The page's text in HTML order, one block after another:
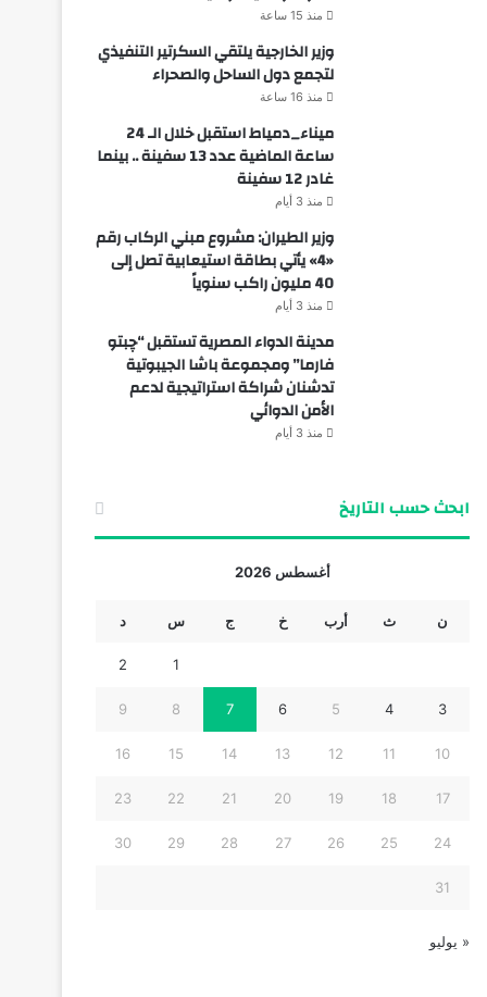
منذ 15 ساعة
وزير الخارجية يلتقي السكرتير التنفيذي
لتجمع دول الساحل والصحراء
منذ 16 ساعة
ميناء_دمياط استقبل خلال الـ 24
ساعة الماضية عدد 13 سفينة .. بينما
غادر 12 سفينة
منذ 3 أيام
وزير الطيران: مشروع مبني الركاب رقم
«4» يأتي بطاقة استيعابية تصل إلى
40 مليون راكب سنوياً
منذ 3 أيام
مدينة الدواء المصرية تستقبل “چبتو
فارما” ومجموعة باشا الجيبوتية
تدشنان شراكة استراتيجية لدعم
الأمن الدوائي
منذ 3 أيام
ابحث حسب التاريخ
أغسطس 2026
ن ث أرب خ ج س د
1
2
3
4
5
6
7
8
9
10
11
12
13
14
15
16
17
18
19
20
21
22
23
24
25
26
27
28
29
30
31
« يوليو